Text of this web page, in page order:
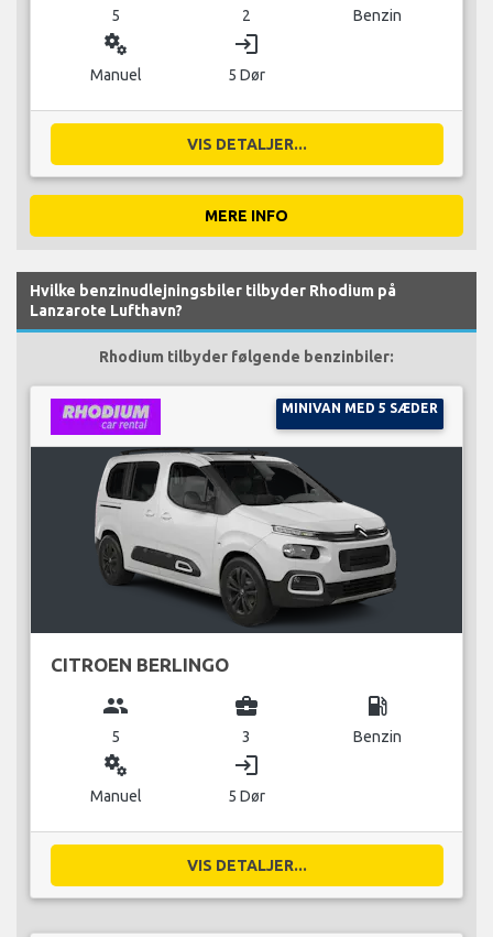
5 2 Benzin
miscellaneous_services
Manuel
login
5 Dør
VIS DETALJER...
MERE INFO
Hvilke benzinudlejningsbiler tilbyder Rhodium på
Lanzarote Lufthavn?
Rhodium tilbyder følgende benzinbiler:
MINIVAN MED 5 SÆDER
CITROEN BERLINGO
group
5
business_center
3
local_gas_station
Benzin
miscellaneous_services
Manuel
login
5 Dør
VIS DETALJER...